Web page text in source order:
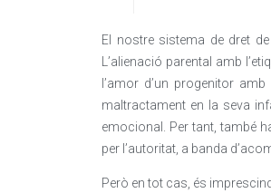
El nostre sistema de dret
L’alienació parental amb
l’amor d’un progenitor
maltractament en la seva
emocional. Per tant, també
per l’autoritat, a banda
Però en tot cas, és